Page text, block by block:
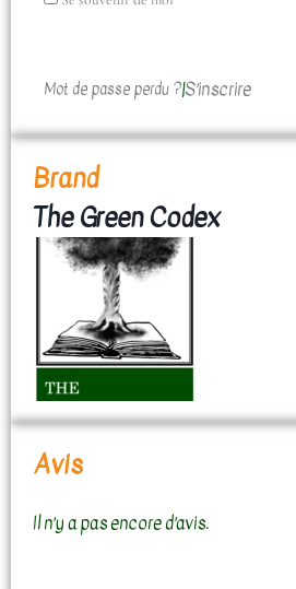
Mot de passe perdu ?|S’inscrire
Brand
The Green Codex
Avis
Il n’y a pas encore d’avis.